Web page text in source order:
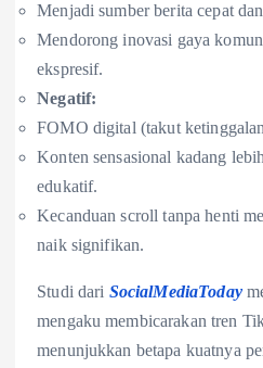
Menjadi sumber berita cepat dan
Mendorong inovasi gaya
ekspresif.
Negatif:
FOMO digital (takut
Konten sensasional kadang
edukatif.
Kecanduan scroll tanpa henti
naik signifikan.
Studi dari SocialMediaToday
mengaku membicarakan tren
menunjukkan betapa kuatnya